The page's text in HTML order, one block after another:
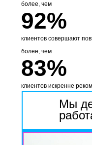
более, чем
92%
клиентов совершают
более, чем
83%
клиентов искренне
Мы